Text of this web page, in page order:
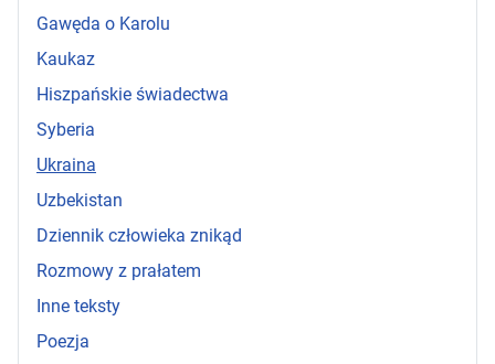
Gawęda o Karolu
Kaukaz
Hiszpańskie świadectwa
Syberia
Ukraina
Uzbekistan
Dziennik człowieka znikąd
Rozmowy z prałatem
Inne teksty
Poezja